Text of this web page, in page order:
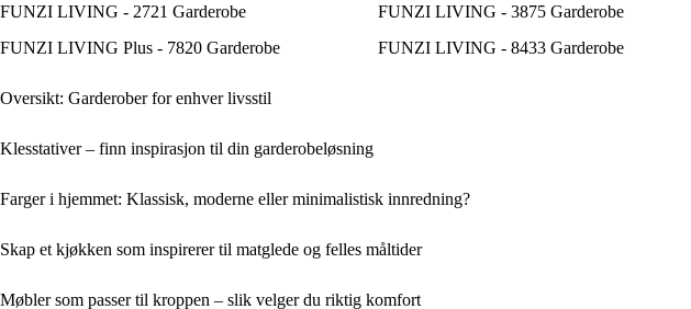
FUNZI LIVING - 2721 Garderobe
FUNZI LIVING - 3875 Garderobe
FUNZI LIVING Plus - 7820 Garderobe
FUNZI LIVING - 8433 Garderobe
Oversikt: Garderober for enhver livsstil
Klesstativer – finn inspirasjon til din garderobeløsning
Farger i hjemmet: Klassisk, moderne eller minimalistisk innredning?
Skap et kjøkken som inspirerer til matglede og felles måltider
Møbler som passer til kroppen – slik velger du riktig komfort